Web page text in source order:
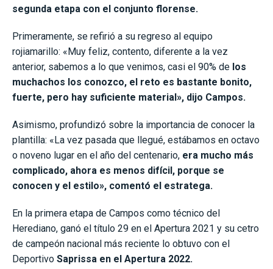
segunda etapa con el conjunto florense.
Primeramente, se refirió a su regreso al equipo
rojiamarillo: «Muy feliz, contento, diferente a la vez
anterior, sabemos a lo que venimos, casi el 90% de los
muchachos los conozco, el reto es bastante bonito,
fuerte, pero hay suficiente material», dijo Campos.
Asimismo, profundizó sobre la importancia de conocer la
plantilla: «La vez pasada que llegué, estábamos en octavo
o noveno lugar en el año del centenario, era mucho más
complicado, ahora es menos difícil, porque se
conocen y el estilo», comentó el estratega.
En la primera etapa de Campos como técnico del
Herediano, ganó el título 29 en el Apertura 2021 y su cetro
de campeón nacional más reciente lo obtuvo con el
Deportivo Saprissa en el Apertura 2022.